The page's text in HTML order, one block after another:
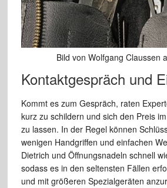
Bild von Wolfgang Claussen
Kontaktgespräch und
Kommt es zum Gespräch, raten
kurz zu schildern und sich den Preis
zu lassen. In der Regel können
wenigen Handgriffen und einfachen
Dietrich und Öffnungsnadeln schnell
sodass es in den seltensten Fällen
und mit größeren Spezialgeräten